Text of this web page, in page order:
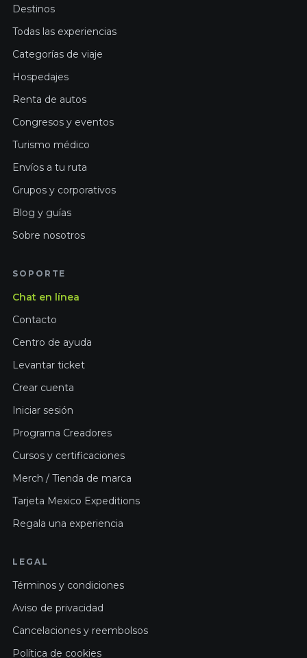
Destinos
Todas las experiencias
Categorías de viaje
Hospedajes
Renta de autos
Congresos y eventos
Turismo médico
Envíos a tu ruta
Grupos y corporativos
Blog y guías
Sobre nosotros
SOPORTE
Chat en línea
Contacto
Centro de ayuda
Levantar ticket
Crear cuenta
Iniciar sesión
Programa Creadores
Cursos y certificaciones
Merch / Tienda de marca
Tarjeta Mexico Expeditions
Regala una experiencia
LEGAL
Términos y condiciones
Aviso de privacidad
Cancelaciones y reembolsos
Política de cookies